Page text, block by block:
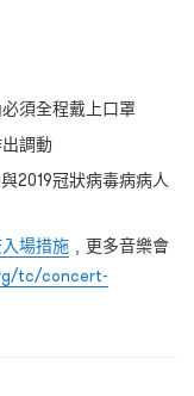
須全程戴上口罩
調動
2019冠狀病毒病病人
場措施 ﹐更多音樂會
tc/concert-